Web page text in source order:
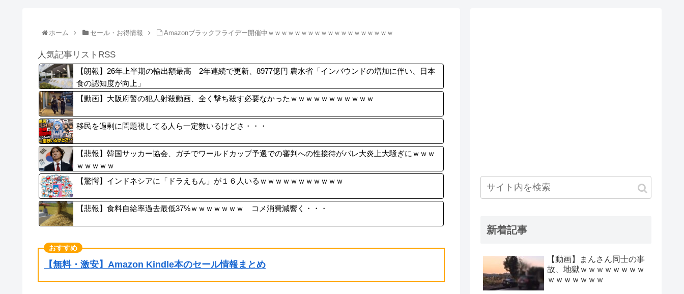
ホーム セール・お得情報 Amazonブラックフライデー開催中ｗｗｗｗｗｗｗｗｗｗｗｗｗｗｗｗｗｗｗ
人気記事リストRSS
【朗報】26年上半期の輸出額最高 2年連続で更新、8977億円 農水省「インバウンドの増加に伴い、日本
食の認知度が向上」
【動画】大阪府警の犯人射殺動画、全く撃ち殺す必要なかったｗｗｗｗｗｗｗｗｗｗｗ
移民を過剰に問題視してる人ら一定数いるけどさ・・・
【悲報】韓国サッカー協会、ガチでワールドカップ予選での審判への性接待がバレ大炎上大騒ぎにｗｗｗ
ｗｗｗｗｗ
【驚愕】インドネシアに「ドラえもん」が１６人いるｗｗｗｗｗｗｗｗｗｗｗ
【悲報】食料自給率過去最低37%ｗｗｗｗｗｗｗ コメ消費減響く・・・
【無料・激安】Amazon Kindle本のセール情報まとめ
新着記事
【動画】まんさん同士の事
故、地獄ｗｗｗｗｗｗｗｗ
ｗｗｗｗｗｗｗ